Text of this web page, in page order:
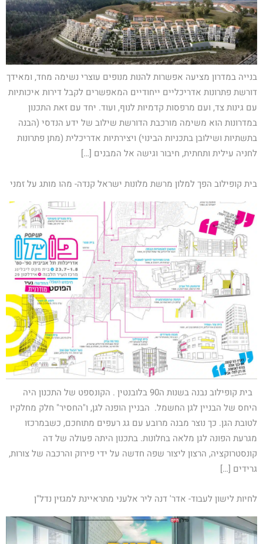
בנייה במדרון מציעה אפשרות להנות מנופים עוצרי נשימה מחד, ומאידך
דורשת פתרונות אדריכליים ייחודיים המאפשרים לקבל דירות איכותיות
עם גינות צד, ועם מרפסות קדמיות לנוף, ועוד. יחד עם זאת התכנון
במדרונות הוא משימה מורכבת הדורשת שילוב של ידע הנדסי (הבנה
בתשתיות ושילובן בתכניות הבינוי) ויצירתיות אדריכלית (מתן פתרונות
לחניה עילית ותחתית, חיבור וגישה אל המבנים […]
בית קופילוב הפך למלון מרשת מלונות ישראל קנדה- מהו מותג על זמני
בית קופילוב נבנה בשנות ה90 בלובנטין . הקונספט של התכנון היה
היחס של הבניין לגן החשמל. הבניין הופנה לגן, ו"החסיר" חלק מחלקיו
לטובת הגן. כך נוצר מבנה מרובע עם גג רעפים מתוחכם, כשבמרכזו
מגרעת הפונה לגן מלאה בחלונות. בתכנון היתה פעולה של דה
קונסטרוקציה, הרצון ליצור שפה חדשה על ידי פירוק והרכבה של צורות,
גרידים […]
לחיות לישון לעבוד- אדר' דנה ליר אלעני מתראיינת למגזין נדל"ן